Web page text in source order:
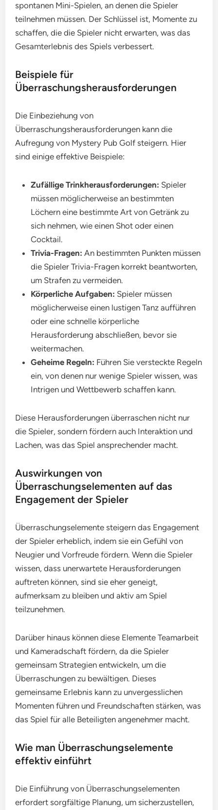
spontanen Mini-Spielen, an denen die Spieler
teilnehmen müssen. Der Schlüssel ist, Momente zu
schaffen, die die Spieler nicht erwarten, was das
Gesamterlebnis des Spiels verbessert.
Beispiele für
Überraschungsherausforderungen
Die Einbeziehung von
Überraschungsherausforderungen kann die
Aufregung von Mystery Pub Golf steigern. Hier
sind einige effektive Beispiele:
Zufällige Trinkherausforderungen: Spieler
müssen möglicherweise an bestimmten
Löchern eine bestimmte Art von Getränk zu
sich nehmen, wie einen Shot oder einen
Cocktail.
Trivia-Fragen: An bestimmten Punkten müssen
die Spieler Trivia-Fragen korrekt beantworten,
um Strafen zu vermeiden.
Körperliche Aufgaben: Spieler müssen
möglicherweise einen lustigen Tanz aufführen
oder eine schnelle körperliche
Herausforderung abschließen, bevor sie
weitermachen.
Geheime Regeln: Führen Sie versteckte Regeln
ein, von denen nur wenige Spieler wissen, was
Intrigen und Wettbewerb schaffen kann.
Diese Herausforderungen überraschen nicht nur
die Spieler, sondern fördern auch Interaktion und
Lachen, was das Spiel ansprechender macht.
Auswirkungen von
Überraschungselementen auf das
Engagement der Spieler
Überraschungselemente steigern das Engagement
der Spieler erheblich, indem sie ein Gefühl von
Neugier und Vorfreude fördern. Wenn die Spieler
wissen, dass unerwartete Herausforderungen
auftreten können, sind sie eher geneigt,
aufmerksam zu bleiben und aktiv am Spiel
teilzunehmen.
Darüber hinaus können diese Elemente Teamarbeit
und Kameradschaft fördern, da die Spieler
gemeinsam Strategien entwickeln, um die
Überraschungen zu bewältigen. Dieses
gemeinsame Erlebnis kann zu unvergesslichen
Momenten führen und Freundschaften stärken, was
das Spiel für alle Beteiligten angenehmer macht.
Wie man Überraschungselemente
effektiv einführt
Die Einführung von Überraschungselementen
erfordert sorgfältige Planung, um sicherzustellen,